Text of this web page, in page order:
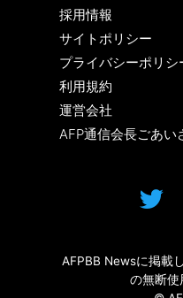
採用情報
サイトポリシー
プライバシーポリシ
利用規約
運営会社
AFP通信会長ごあい
AFPBB Newsに掲載
の無断使